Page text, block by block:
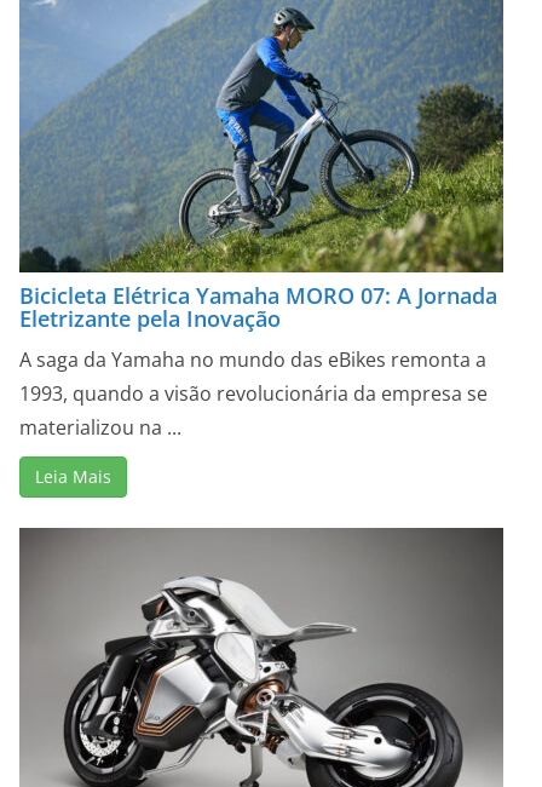
Bicicleta Elétrica Yamaha MORO 07: A Jornada
Eletrizante pela Inovação
A saga da Yamaha no mundo das eBikes remonta a
1993, quando a visão revolucionária da empresa se
materializou na ...
Leia Mais